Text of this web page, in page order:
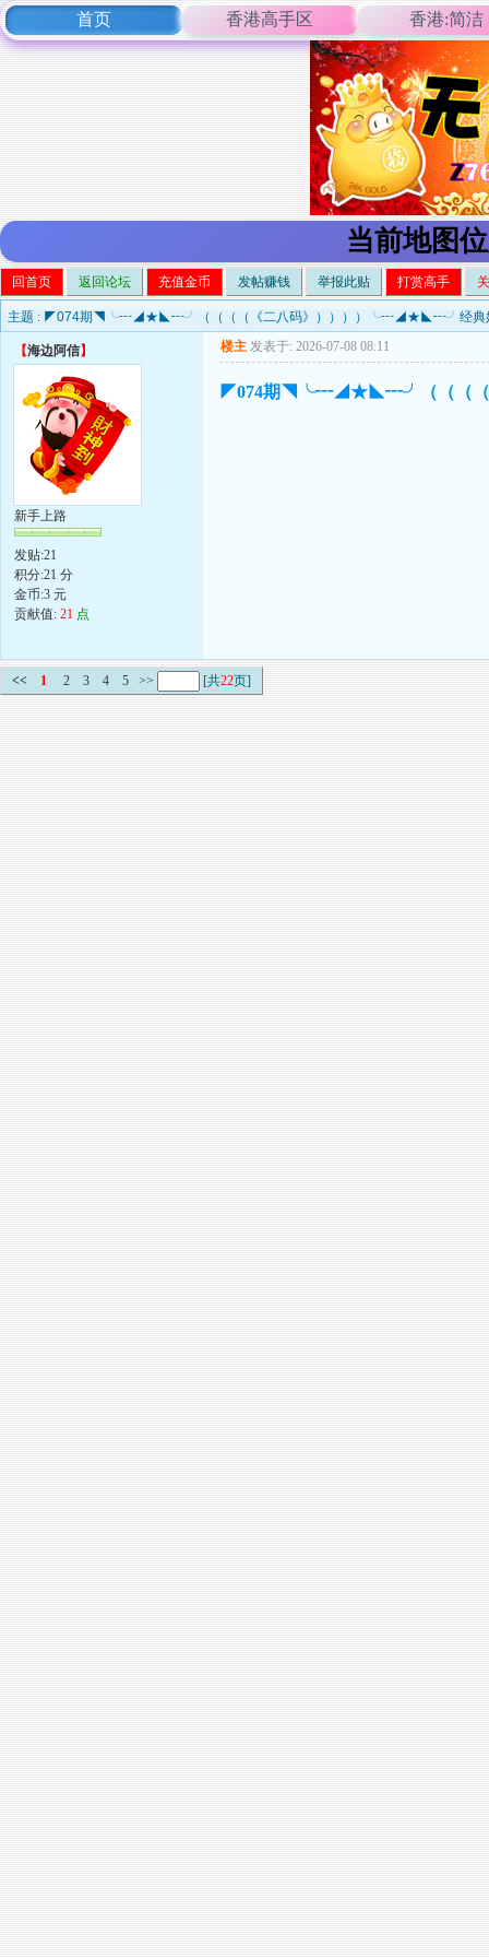
首页 香港高手区 香港:简洁
当前地图
回首页 返回论坛 充值金币 发帖赚钱 举报此贴 打赏高手
主题 : ◤074期◥╰┅◢★◣┅╯（（（（《二八码》））））╰┅◢★◣┅╯经典
【海边阿信】
新手上路
发贴:21
积分:21 分
金币:3 元
贡献值: 21 点
楼主 发表于: 2026-07-08 08:11
◤074期◥╰┅◢★◣┅╯（（（（
<< 1 2 3 4 5 >> [共22页]